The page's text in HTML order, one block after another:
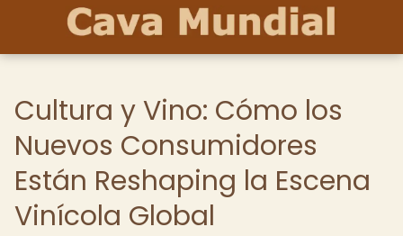
Cultura y Vino: Cómo los
Nuevos Consumidores
Están Reshaping la Escena
Vinícola Global